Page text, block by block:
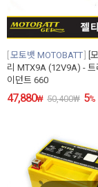
모토뱃 MOTOBATT
[
리 MTX9A (12V9A) - 트
이던트 660
47,880₩ 50,400₩ 5%